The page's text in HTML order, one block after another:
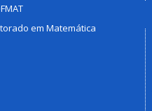
em Matemática